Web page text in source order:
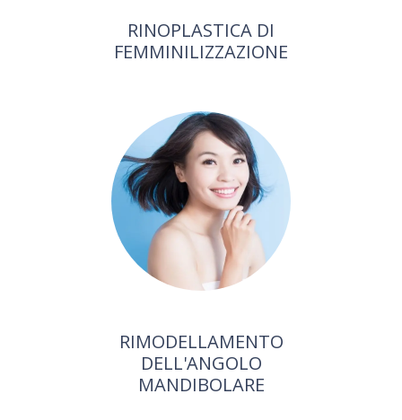
RINOPLASTICA DI
FEMMINILIZZAZIONE
RIMODELLAMENTO
DELL'ANGOLO
MANDIBOLARE